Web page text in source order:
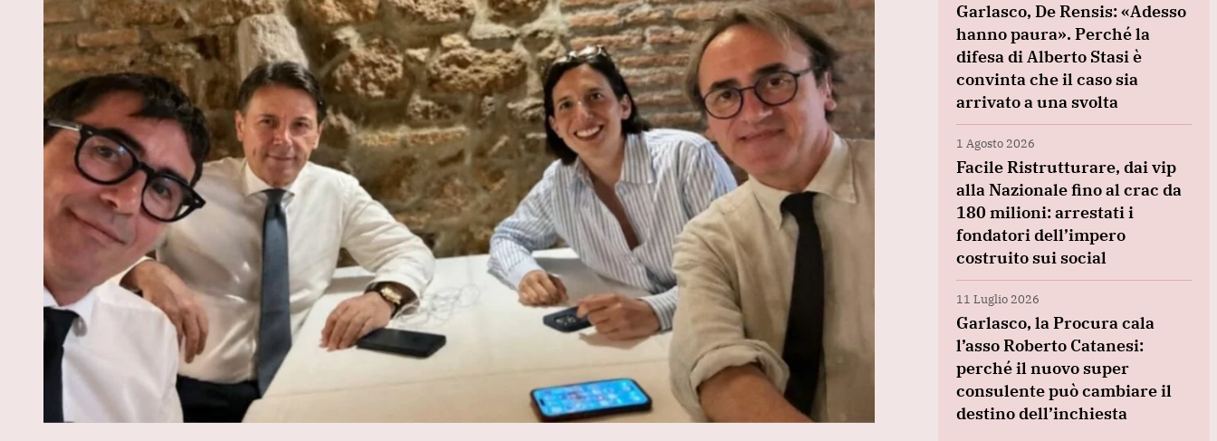
Garlasco, De Rensis: «Adesso
hanno paura». Perché la
difesa di Alberto Stasi è
convinta che il caso sia
arrivato a una svolta
1 Agosto 2026
Facile Ristrutturare, dai vip
alla Nazionale fino al crac da
180 milioni: arrestati i
fondatori dell’impero
costruito sui social
11 Luglio 2026
Garlasco, la Procura cala
l’asso Roberto Catanesi:
perché il nuovo super
consulente può cambiare il
destino dell’inchiesta